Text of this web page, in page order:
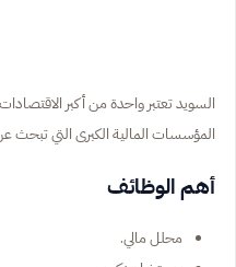
السويد تعتبر واحدة من أكبر
المؤسسات المالية الكبرى التي تبحث
أهم الوظائف
محلل مالي.